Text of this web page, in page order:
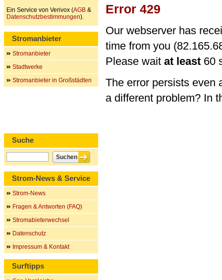
Error 429
Our webserver has
time from you
Please wait at least 60
The error persists even
a different problem? In
Ein Service von Verivox (AGB &
Datenschutzbestimmungen).
Stromanbieter
Stromanbieter
Stadtwerke
Stromanbieter in Großstädten
Suche
Strom-News & Service
Strom-News
Fragen & Antworten (FAQ)
Stromabieterwechsel
Datenschutz
Impressum & Kontakt
Surftipps